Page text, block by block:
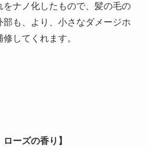
をナノ化したもので、髪の毛の
部も、より、小さなダメージホ
してくれます。
ローズの香り】